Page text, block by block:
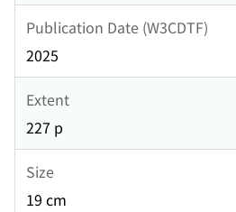
Publication Date (W3CDTF)
2025
Extent
227 p
Size
19 cm